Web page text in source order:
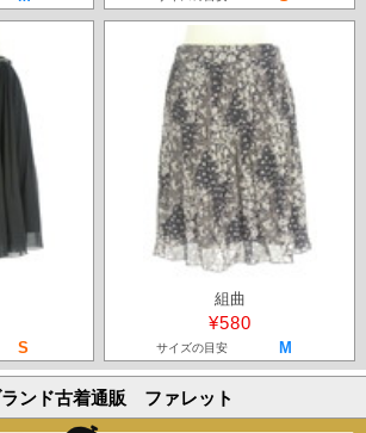
S
組曲
¥580
サイズの目安 M
ンド古着通販 ファレット